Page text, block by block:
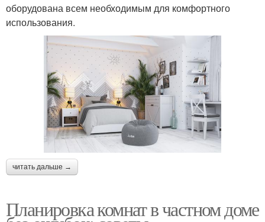
оборудована всем необходимым для комфортного
использования.
читать дальше →
Планировка комнат в частном доме